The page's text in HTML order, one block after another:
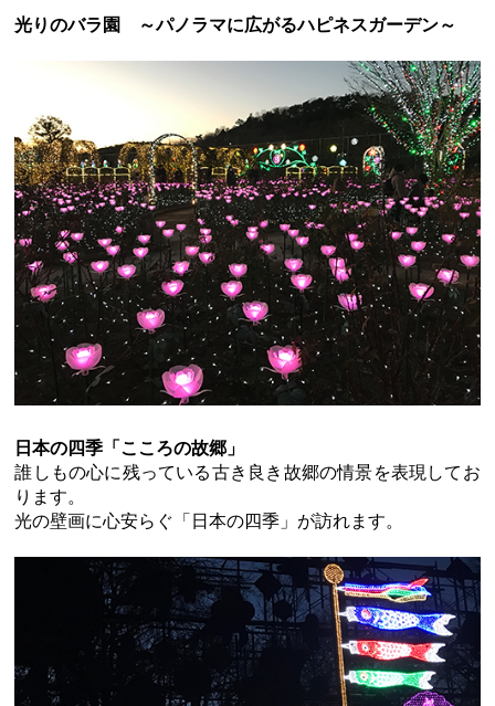
光りのバラ園 ～パノラマに広がるハピネスガーデン～
日本の四季「こころの故郷」
誰しもの心に残っている古き良き故郷の情景を表現してお
ります。
光の壁画に心安らぐ「日本の四季」が訪れます。